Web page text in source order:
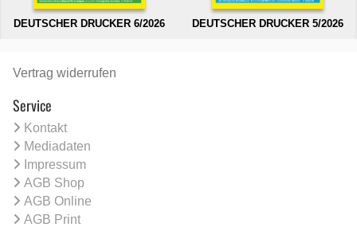
DEUTSCHER DRUCKER 6/2026 DEUTSCHER DRUCKER 5/2026
Vertrag widerrufen
Service
Kontakt
Mediadaten
Impressum
AGB Shop
AGB Online
AGB Print